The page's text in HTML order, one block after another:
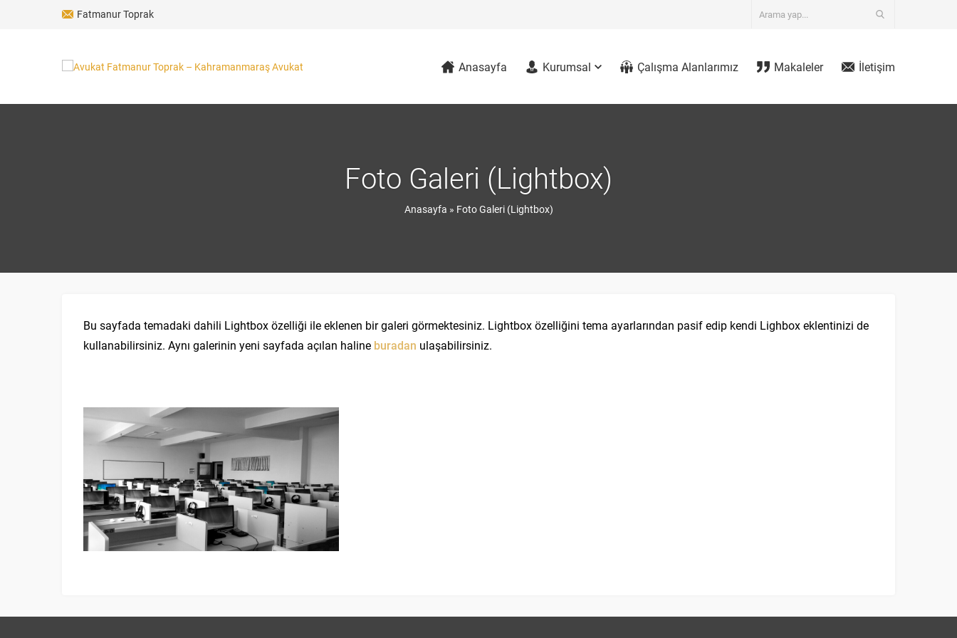
Fatmanur Toprak
Anasayfa Kurumsal Çalışma Alanlarımız Makaleler İletişim
Foto Galeri (Lightbox)
Anasayfa » Foto Galeri (Lightbox)
Bu sayfada temadaki dahili Lightbox özelliği ile eklenen bir galeri görmektesiniz. Lightbox özelliğini tema ayarlarından pasif edip kendi Lighbox eklentinizi de
kullanabilirsiniz. Aynı galerinin yeni sayfada açılan haline buradan ulaşabilirsiniz.